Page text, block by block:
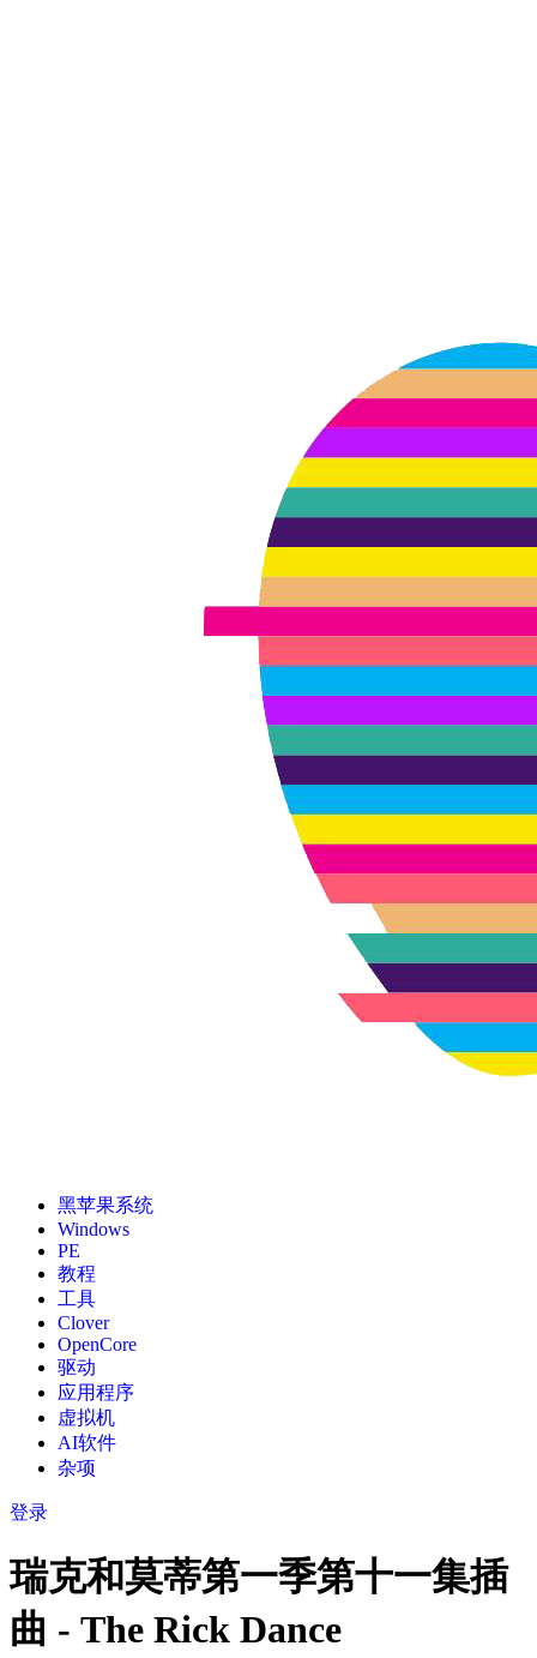
黑苹果系统
Windows
PE
教程
工具
Clover
OpenCore
驱动
应用程序
虚拟机
AI软件
杂项
登录
瑞克和莫蒂第一季第十一集插
曲 - The Rick Dance